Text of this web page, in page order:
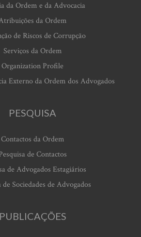
da Ordem e da Advocacia
da Ordem
de Riscos de Corrupção
Serviços da Ordem
Organization Profile
Externo da Ordem dos Advogados
PESQUISA
Contactos da Ordem
de Contactos
de Advogados Estagiários
de Sociedades de Advogados
PUBLICAÇÕES